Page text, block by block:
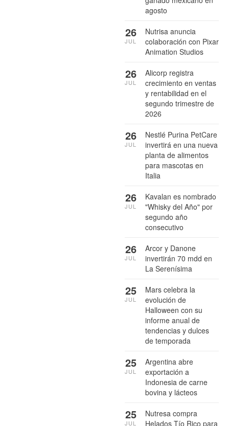
agosto
Nutrisa anuncia
colaboración con Pixar
Animation Studios
26
JUL
Alicorp registra
crecimiento en ventas
y rentabilidad en el
segundo trimestre de
2026
26
JUL
Nestlé Purina PetCare
invertirá en una nueva
planta de alimentos
para mascotas en
Italia
26
JUL
Kavalan es nombrado
"Whisky del Año" por
segundo año
consecutivo
26
JUL
Arcor y Danone
invertirán 70 mdd en
La Serenísima
26
JUL
Mars celebra la
evolución de
Halloween con su
informe anual de
tendencias y dulces
de temporada
25
JUL
Argentina abre
exportación a
Indonesia de carne
bovina y lácteos
25
JUL
Nutresa compra
Helados Tío Rico para
25
JUL